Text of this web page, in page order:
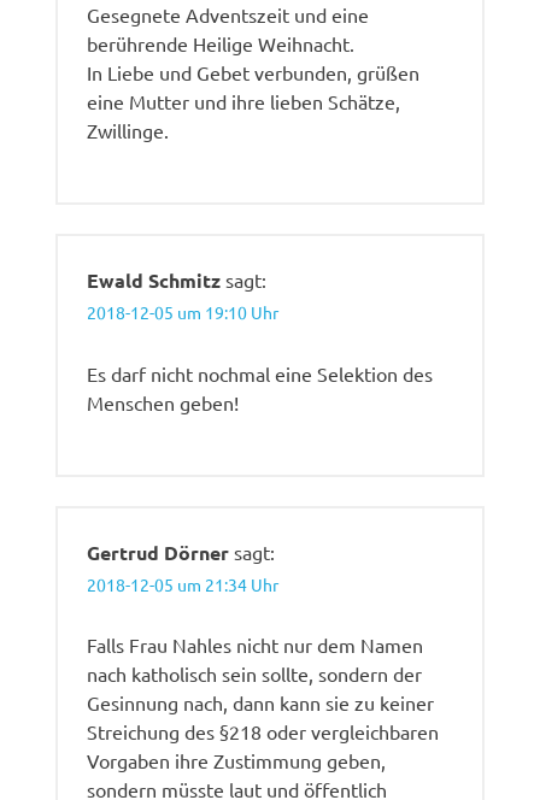
Gesegnete Adventszeit und eine
berührende Heilige Weihnacht.
In Liebe und Gebet verbunden, grüßen
eine Mutter und ihre lieben Schätze,
Zwillinge.
Ewald Schmitz sagt:
2018-12-05 um 19:10 Uhr
Es darf nicht nochmal eine Selektion des
Menschen geben!
Gertrud Dörner sagt:
2018-12-05 um 21:34 Uhr
Falls Frau Nahles nicht nur dem Namen
nach katholisch sein sollte, sondern der
Gesinnung nach, dann kann sie zu keiner
Streichung des §218 oder vergleichbaren
Vorgaben ihre Zustimmung geben,
sondern müsste laut und öffentlich